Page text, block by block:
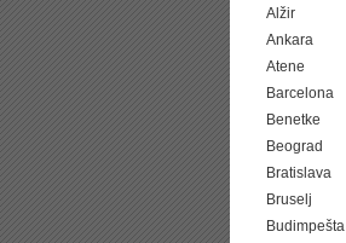
Alžir
Ankara
Atene
Barcelona
Benetke
Beograd
Bratislava
Bruselj
Budimpešta